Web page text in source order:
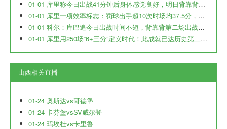
01-01 库里称今日出战41分钟后身体感觉良好，明日背靠背出战与否仍待定
01-01 库里一项效率标志：罚球出手超10次时场均37.5分，历史第二高仅次张伯伦
01-01 科尔：库巴追今日出战时间不短，背靠背第二场出战待定/或出战
01-01 库里用250场“6+三分”定义时代！此成就已达历史第二哈登的两倍之多
山西相关直播
01-24 奥斯达vs哥德堡
01-24 卡芬堡vsSV威尔登
01-24 玛埃杜vs卡里鲁